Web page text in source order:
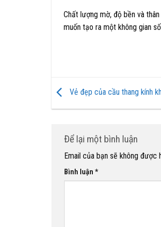
Chất lượng mờ, độ bền và
muốn tạo ra một không gian
Vẻ đẹp của cầu thang kính
Để lại một bình luận
Email của bạn sẽ không được
Bình luận *